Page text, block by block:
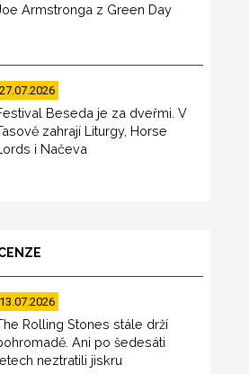
Armstronga z Green Day
27.07.2026
Beseda je za dveřmi. V
zahrají Liturgy, Horse
i Načeva
13.07.2026
Rolling Stones stále drží
Ani po šedesáti
neztratili jiskru